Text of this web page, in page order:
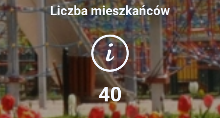
Liczba mieszkańców
40